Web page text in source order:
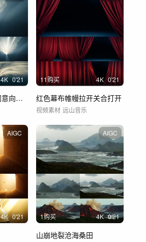
4K 0'21
时间抽象 光影 时间意向镜头意境
11购买 4K 0'21
红色幕布帷幔拉开关合打开
视频素材 远山音乐
AIGC
4K 0'21
AIGC
1购买 4K 0'21
山崩地裂沧海桑田